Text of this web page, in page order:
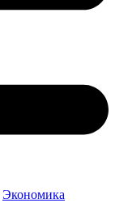
Экономика